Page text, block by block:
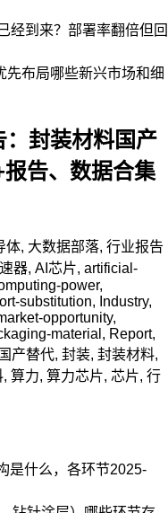
经到来？部署率翻倍但回
先布局哪些新兴市场和细
封装材料国产
告、数据合集
体, 大数据部落, 行业报告
器, AI芯片, artificial-
power,
substitution, Industry,
opportunity,
material , Report,
国产替代, 封装, 封装材料,
, 算力, 算力芯片, 芯片, 行
是什么，各环节2025-